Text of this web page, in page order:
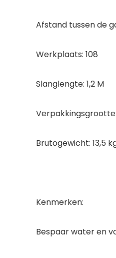
Afstand tussen de
Werkplaats: 108
Slanglengte: 1,2 M
Brutogewicht: 13,5
Kenmerken:
Bespaar water en